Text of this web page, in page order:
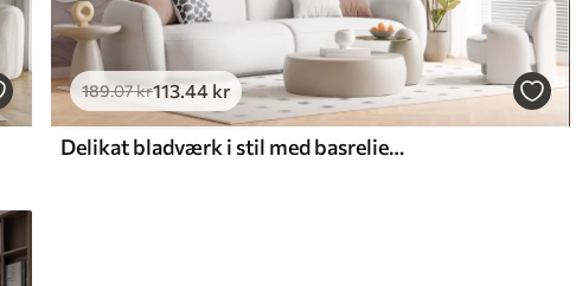
189.07kr113.44 kr
Delikat bladværk i stil med basrelieffer